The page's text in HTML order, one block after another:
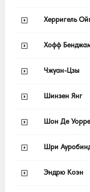
Херригель
Хофф
Чжуан-Цзы
Шинзен Янг
Шон Де
Шри
Эндрю Коэн